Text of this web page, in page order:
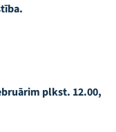
plkst. 12.00,